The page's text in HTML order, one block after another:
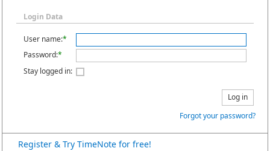
Login Data
User name:*
Password:*
Stay logged in:
Log in
Forgot your password?
Register & Try TimeNote for free!